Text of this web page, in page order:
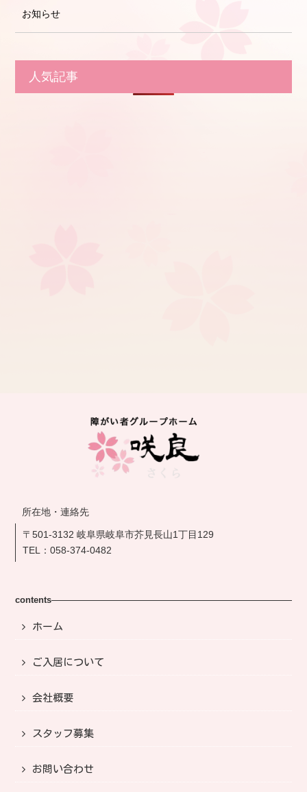
お知らせ
人気記事
所在地・連絡先
〒501-3132 岐阜県岐阜市芥見長山1丁目129
TEL：058-374-0482
contents
ホーム
ご入居について
会社概要
スタッフ募集
お問い合わせ